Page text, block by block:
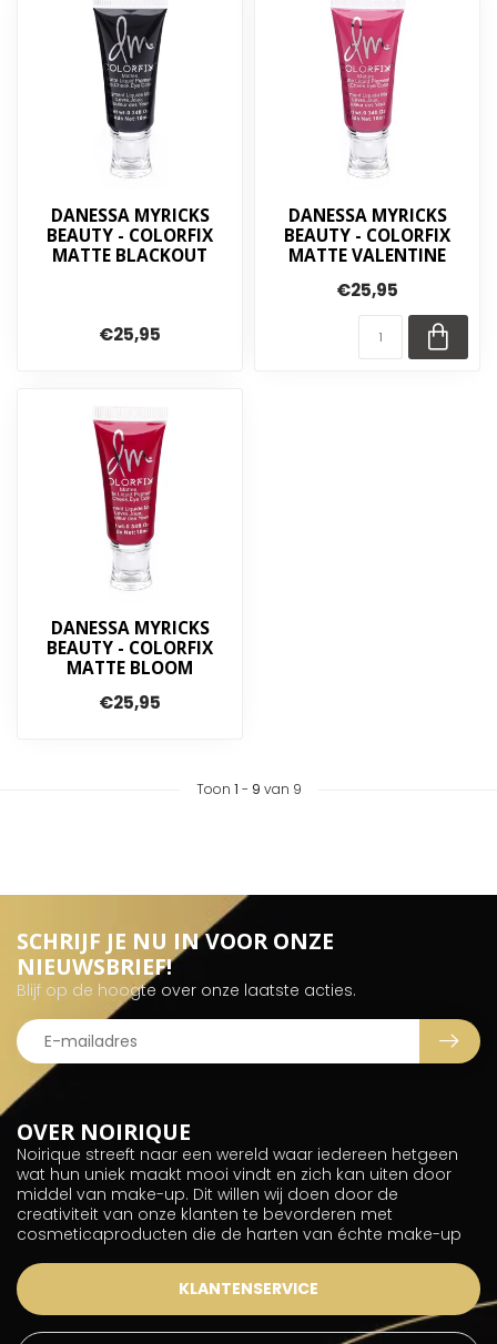
DANESSA MYRICKS
BEAUTY - COLORFIX
MATTE BLACKOUT
€25,95
DANESSA MYRICKS
BEAUTY - COLORFIX
MATTE VALENTINE
€25,95
DANESSA MYRICKS
BEAUTY - COLORFIX
MATTE BLOOM
€25,95
Toon 1 - 9 van 9
OVER NOIRIQUE
Noirique streeft naar een wereld waar iedereen hetgeen
wat hun uniek maakt mooi vindt en zich kan uiten door
middel van make-up. Dit willen wij doen door de
creativiteit van onze klanten te bevorderen met
cosmeticaproducten die de harten van échte make-up
KLANTENSERVICE
SCHRIJF JE NU IN VOOR ONZE
NIEUWSBRIEF!
Blijf op de hoogte over onze laatste acties.